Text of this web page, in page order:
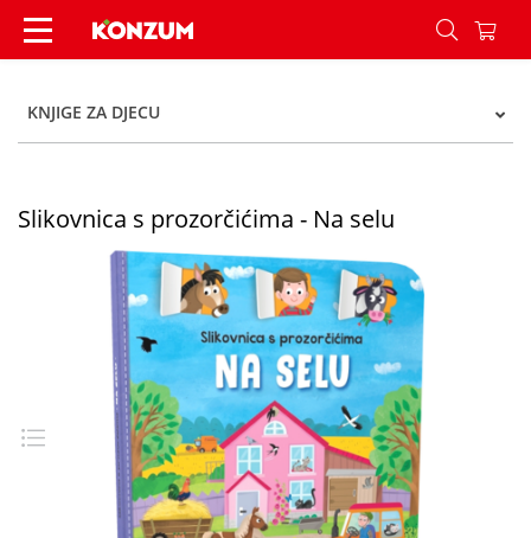
Slikovnica s prozorčićima - Na selu - Konzum
KNJIGE ZA DJECU
Slikovnica s prozorčićima - Na selu